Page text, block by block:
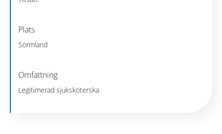
Plats
Sörmland
Omfattning
Legitimerad sjuksköterska